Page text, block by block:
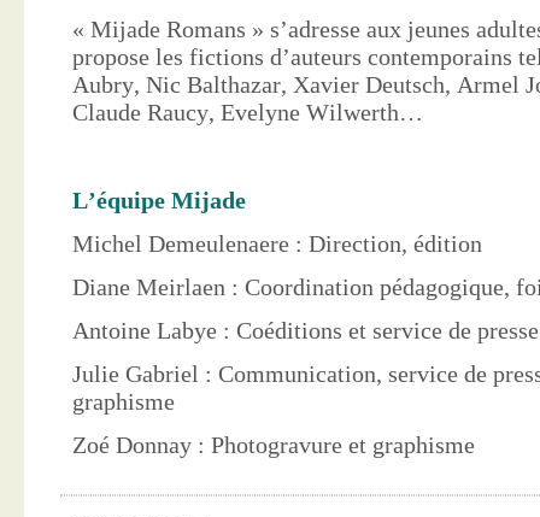
« Mijade Romans » s’adresse aux jeunes
propose les fictions d’auteurs contemporains
Aubry, Nic Balthazar, Xavier Deutsch, Armel
Claude Raucy, Evelyne Wilwerth…
L’équipe Mijade
Michel Demeulenaere : Direction, édition
Diane Meirlaen : Coordination pédagogique,
Antoine Labye : Coéditions et service de
Julie Gabriel : Communication, service de
graphisme
Zoé Donnay : Photogravure et graphisme